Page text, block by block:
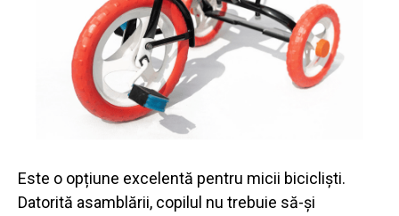
Este o opțiune excelentă pentru micii bicicliști.
Datorită asamblării, copilul nu trebuie să-și